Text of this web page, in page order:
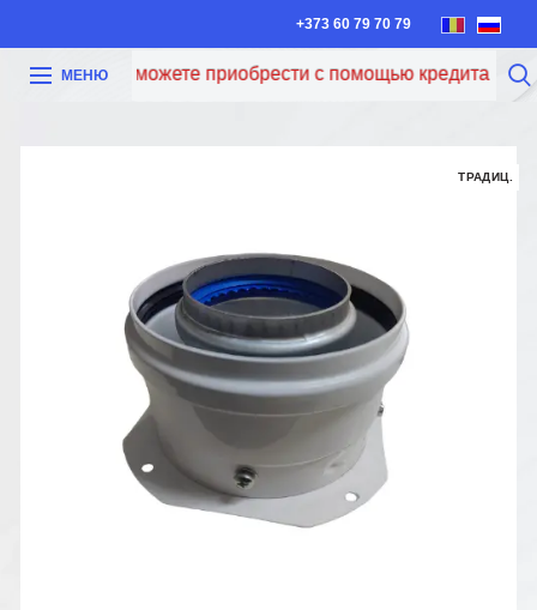
+373 60 79 70 79
МЕНЮ
Теперь вы можете приобрести с помощью кредита Iute
ТРАДИЦ.